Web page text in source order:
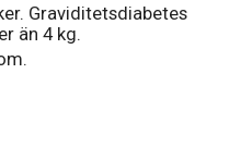
Graviditetsdiabetes
än 4 kg.